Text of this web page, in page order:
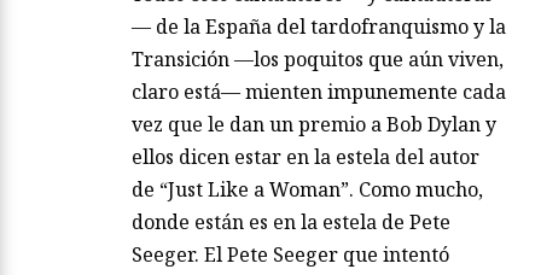
— de la España del tardofranquismo y la
Transición —los poquitos que aún viven,
claro está— mienten impunemente cada
vez que le dan un premio a Bob Dylan y
ellos dicen estar en la estela del autor
de “Just Like a Woman”. Como mucho,
donde están es en la estela de Pete
Seeger. El Pete Seeger que intentó